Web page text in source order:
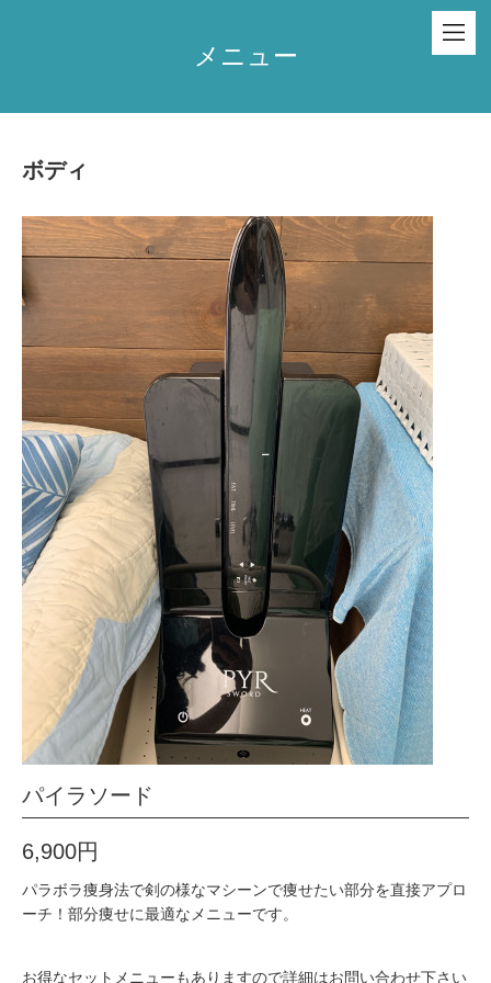
メニュー
ボディ
パイラソード
6,900円
パラボラ痩身法で剣の様なマシーンで痩せたい部分を直接アプロ
ーチ！部分痩せに最適なメニューです。
お得なセットメニューもありますので詳細はお問い合わせ下さい